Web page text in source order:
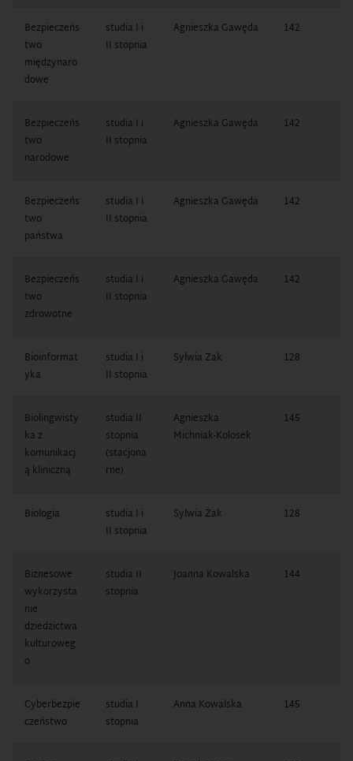
Bezpieczeńs
two
międzynaro
dowe
studia I i
II stopnia
Agnieszka Gawęda 142
Bezpieczeńs
two
narodowe
studia I i
II stopnia
Agnieszka Gawęda 142
Bezpieczeńs
two
państwa
studia I i
II stopnia
Agnieszka Gawęda 142
Bezpieczeńs
two
zdrowotne
studia I i
II stopnia
Agnieszka Gawęda 142
Bioinformat
yka
studia I i
II stopnia
Sylwia Żak 128
Biolingwisty
ka z
komunikacj
ą kliniczną
studia II
stopnia
(stacjona
rne)
Agnieszka
Michniak-Kolosek
145
Biologia
studia I i
II stopnia
Sylwia Żak 128
Biznesowe
wykorzysta
nie
dziedzictwa
kulturoweg
o
studia II
stopnia
Joanna Kowalska 144
Cyberbezpie
czeństwo
studia I
stopnia
Anna Kowalska 145